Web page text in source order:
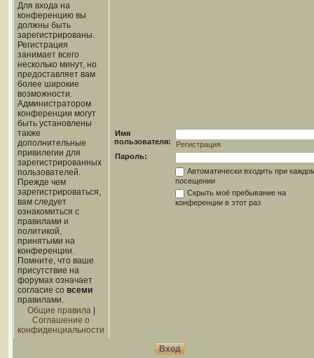
Для входа на
конференцию вы
должны быть
зарегистрированы.
Регистрация
занимает всего
несколько минут, но
предоставляет вам
более широкие
возможности.
Администратором
конференции могут
быть установлены
также
дополнительные
привилегии для
зарегистрированных
пользователей.
Прежде чем
зарегистрироваться,
вам следует
ознакомиться с
правилами и
политикой,
принятыми на
конференции.
Помните, что ваше
присутствие на
форумах означает
согласие со всеми
правилами.
Общие правила|
Соглашение о
конфиденциальности
Имя
пользователя:
Регистрация
Пароль:
Автоматически входить при
посещении
Скрыть моё пребывание на
конференции в этот раз